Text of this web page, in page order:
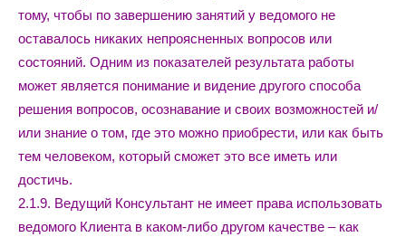
тому, чтобы по завершению занятий у ведомого не
оставалось никаких непроясненных вопросов или
состояний. Одним из показателей результата работы
может является понимание и видение другого способа
решения вопросов, осознавание и своих возможностей и/
или знание о том, где это можно приобрести, или как быть
тем человеком, который сможет это все иметь или
достичь.
2.1.9. Ведущий Консультант не имеет права использовать
ведомого Клиента в каком-либо другом качестве – как